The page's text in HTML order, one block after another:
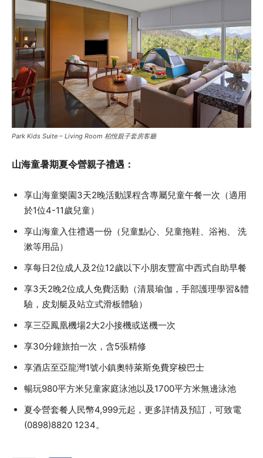
Park Kids Suite – Living Room 柏悅親子套房客廳
山海童暑期夏令營親子禮遇：
享山海童樂園3天2晚活動課程含專屬兒童午餐一次（適用
於1位4-11歲兒童）
享山海童入住禮遇一份（兒童點心、兒童拖鞋、浴袍、 洗
漱等用品）
享每日2位成人及2位12歲以下小朋友豐富中西式自助早餐
享3天2晚2位成人免費活動（清晨瑜伽，手部護理學習&體
驗，皮划艇及站立式滑板體驗）
享三亞鳳凰機場2大2小接機或送機一次
享30分鐘旅拍一次，含5張精修
享酒店至亞龍灣1號小鎮奧特萊斯免費穿梭巴士
暢玩980平方米兒童家庭泳池以及1700平方米無邊泳池
夏令營套餐人民幣4,999元起，更多詳情及預訂，可致電
(0898)8820 1234。